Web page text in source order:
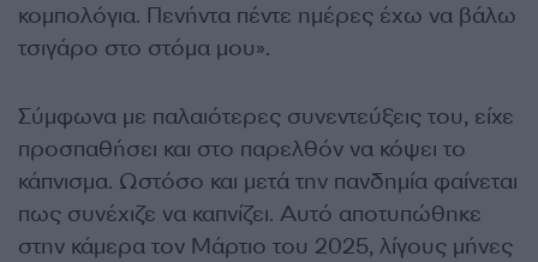
κομπολόγια. Πενήντα πέντε ημέρες έχω να βάλω
τσιγάρο στο στόμα μου».
Σύμφωνα με παλαιότερες συνεντεύξεις του, είχε
προσπαθήσει και στο παρελθόν να κόψει το
κάπνισμα. Ωστόσο και μετά την πανδημία φαίνεται
πως συνέχιζε να καπνίζει. Αυτό αποτυπώθηκε
στην κάμερα τον Μάρτιο του 2025, λίγους μήνες